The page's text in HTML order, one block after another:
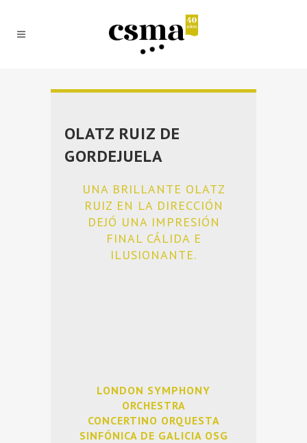
OLATZ RUIZ DE
GORDEJUELA
UNA BRILLANTE OLATZ
RUIZ EN LA DIRECCIÓN
DEJÓ UNA IMPRESIÓN
FINAL CÁLIDA E
ILUSIONANTE.
LONDON SYMPHONY
ORCHESTRA
CONCERTINO ORQUESTA
SINFÓNICA DE GALICIA OSG